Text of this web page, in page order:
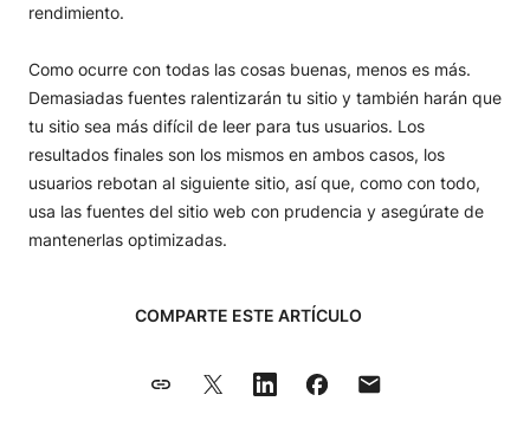
rendimiento.
Como ocurre con todas las cosas buenas, menos es más.
Demasiadas fuentes ralentizarán tu sitio y también harán que
tu sitio sea más difícil de leer para tus usuarios. Los
resultados finales son los mismos en ambos casos, los
usuarios rebotan al siguiente sitio, así que, como con todo,
usa las fuentes del sitio web con prudencia y asegúrate de
mantenerlas optimizadas.
COMPARTE ESTE ARTÍCULO